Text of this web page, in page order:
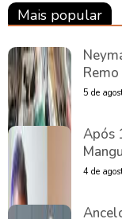
Mais popular
5 de
Após
4 de